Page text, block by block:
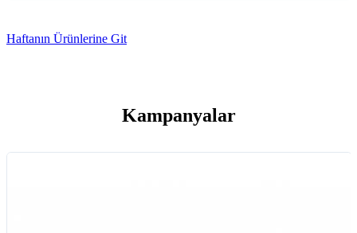
Haftanın Ürünlerine Git
Kampanyalar